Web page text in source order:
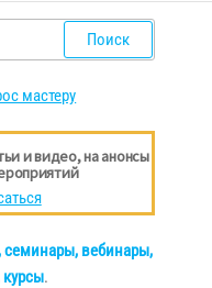
мастеру
и видео, на анонсы
семинары, вебинары,
.